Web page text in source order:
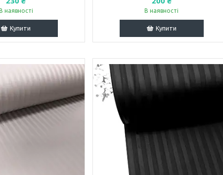
В наявності
Купити
В наявності
Купити